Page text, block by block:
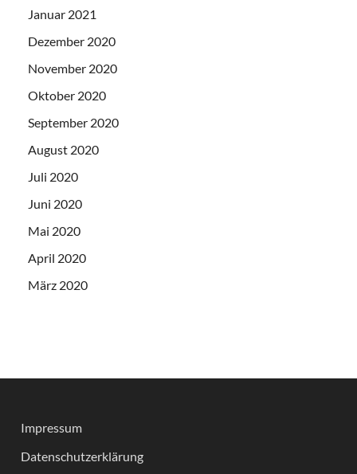
Januar 2021
Dezember 2020
November 2020
Oktober 2020
September 2020
August 2020
Juli 2020
Juni 2020
Mai 2020
April 2020
März 2020
Impressum
Datenschutzerklärung